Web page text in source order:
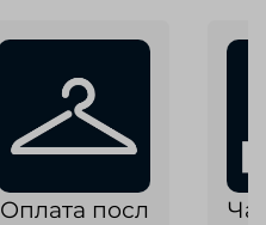
Оплата посл